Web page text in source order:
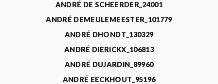
ANDRÉ DE SCHEERDER_24001
ANDRÉ DEMEULEMEESTER_101779
ANDRÉ DHONDT_130329
ANDRÉ DIERICKX_106813
ANDRÉ DUJARDIN_89960
ANDRÉ EECKHOUT_95196